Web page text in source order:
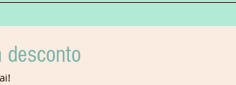
desconto